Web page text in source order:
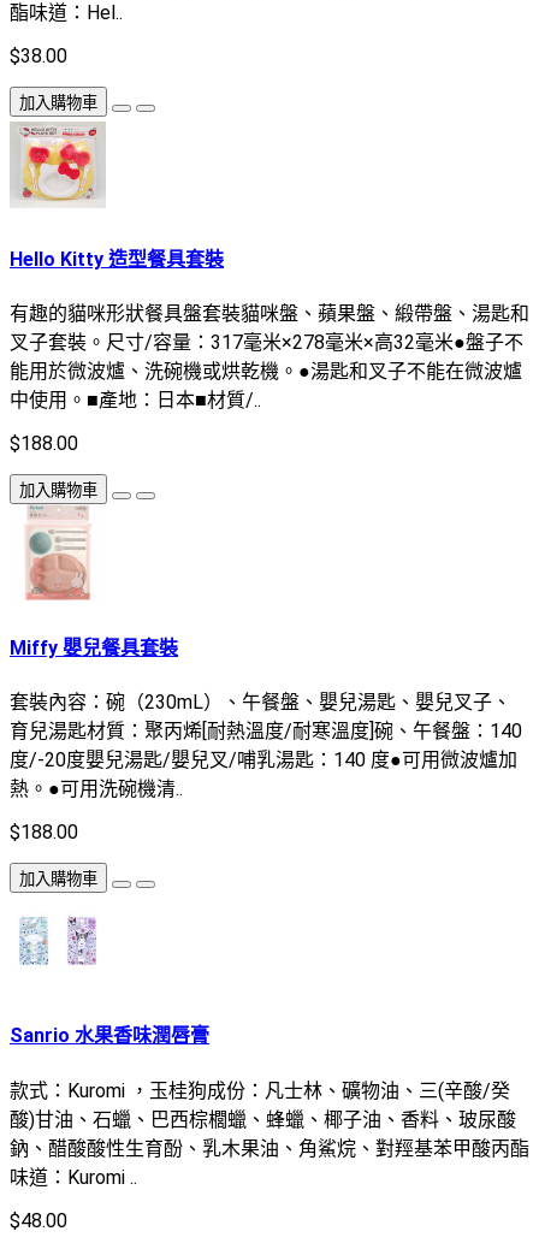
酯味道：Hel..
$38.00
加入購物車
Hello Kitty 造型餐具套裝
有趣的貓咪形狀餐具盤套裝貓咪盤、蘋果盤、緞帶盤、湯匙和
叉子套裝。尺寸/容量：317毫米×278毫米×高32毫米●盤子不
能用於微波爐、洗碗機或烘乾機。●湯匙和叉子不能在微波爐
中使用。■產地：日本■材質/..
$188.00
加入購物車
Miffy 嬰兒餐具套裝
套裝內容：碗（230mL）、午餐盤、嬰兒湯匙、嬰兒叉子、
育兒湯匙材質：聚丙烯[耐熱溫度/耐寒溫度]碗、午餐盤：140
度/-20度嬰兒湯匙/嬰兒叉/哺乳湯匙：140 度●可用微波爐加
熱。●可用洗碗機清..
$188.00
加入購物車
Sanrio 水果香味潤唇膏
款式：Kuromi ，玉桂狗成份：凡士林、礦物油、三(辛酸/癸
酸)甘油、石蠟、巴西棕櫚蠟、蜂蠟、椰子油、香料、玻尿酸
鈉、醋酸酸性生育酚、乳木果油、角鯊烷、對羥基苯甲酸丙酯
味道：Kuromi ..
$48.00